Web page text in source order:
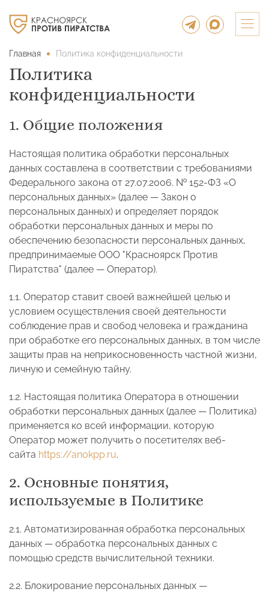
Главная Политика конфиденциальности
Политика
конфиденциальности
1. Общие положения
Настоящая политика обработки персональных
данных составлена в соответствии с требованиями
Федерального закона от 27.07.2006. № 152-ФЗ «О
персональных данных» (далее — Закон о
персональных данных) и определяет порядок
обработки персональных данных и меры по
обеспечению безопасности персональных данных,
предпринимаемые ООО "Красноярск Против
Пиратства" (далее — Оператор).
1.1. Оператор ставит своей важнейшей целью и
условием осуществления своей деятельности
соблюдение прав и свобод человека и гражданина
при обработке его персональных данных, в том числе
защиты прав на неприкосновенность частной жизни,
личную и семейную тайну.
1.2. Настоящая политика Оператора в отношении
обработки персональных данных (далее — Политика)
применяется ко всей информации, которую
Оператор может получить о посетителях веб-
сайта https://anokpp.ru.
2. Основные понятия,
используемые в Политике
2.1. Автоматизированная обработка персональных
данных — обработка персональных данных с
помощью средств вычислительной техники.
2.2. Блокирование персональных данных —